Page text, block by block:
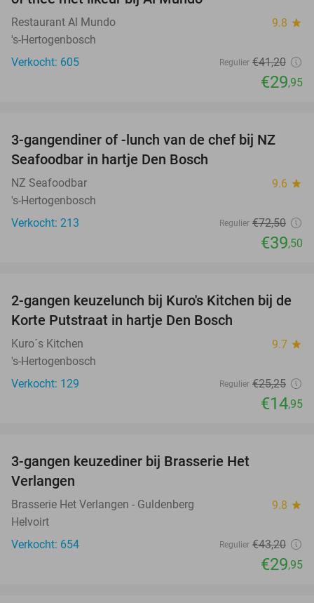
Restaurant Al Mundo 9.8 star
's-Hertogenbosch
Verkocht: 605
Regulier €41,20
€29,95
46%
3-gangendiner of -lunch van de chef bij NZ
Seafoodbar in hartje Den Bosch
NZ Seafoodbar 9.6 star
's-Hertogenbosch
Verkocht: 213
Regulier €72,50
€39,50
41%
2-gangen keuzelunch bij Kuro's Kitchen bij de
Korte Putstraat in hartje Den Bosch
Kuro´s Kitchen 9.7 star
's-Hertogenbosch
Verkocht: 129
Regulier €25,25
€14,95
3-gangen keuzediner bij Brasserie Het
Verlangen
Brasserie Het Verlangen - Guldenberg 9.8 star
Helvoirt
Verkocht: 654
Regulier €43,20
€29,95